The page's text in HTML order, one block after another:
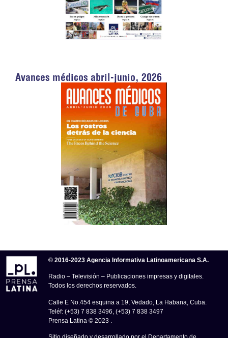
Avances médicos abril-junio, 2026
© 2016-2023 Agencia Informativa Latinoamericana S.A.
Radio – Televisión – Publicaciones impresas y digitales.
Todos los derechos reservados.
Calle E No.454 esquina a 19, Vedado, La Habana, Cuba.
Teléf: (+53) 7 838 3496, (+53) 7 838 3497
Prensa Latina © 2023 .